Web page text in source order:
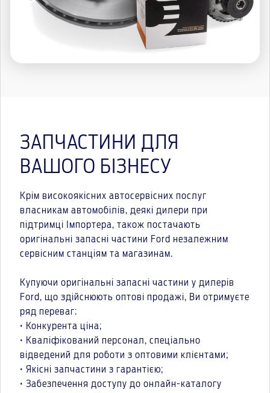
ЗАПЧАСТИНИ ДЛЯ
ВАШОГО БІЗНЕСУ
Крім високоякісних автосервісних послуг
власникам автомобілів, деякі дилери при
підтримці Імпортера, також постачають
оригінальні запасні частини Ford незалежним
сервісним станціям та магазинам.
Купуючи оригінальні запасні частини у дилерів
Ford, що здійснюють оптові продажі, Ви отримуєте
ряд переваг:
• Конкурента ціна;
• Кваліфікований персонал, спеціально
відведений для роботи з оптовими клієнтами;
• Якісні запчастини з гарантією;
• Забезпечення доступу до онлайн-каталогу